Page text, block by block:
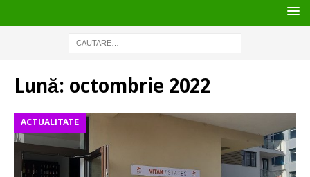
Lună: octombrie 2022
ACTUALITATE